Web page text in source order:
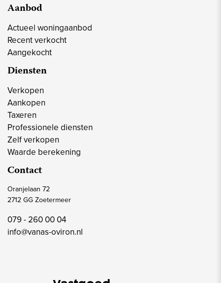
Aanbod
Actueel woningaanbod
Recent verkocht
Aangekocht
Diensten
Verkopen
Aankopen
Taxeren
Professionele diensten
Zelf verkopen
Waarde berekening
Contact
Oranjelaan 72
2712 GG Zoetermeer
079 - 260 00 04
info@vanas-oviron.nl